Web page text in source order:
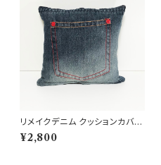
リメイクデニム クッションカバー
30cm 正方形 ジーンズリメイク
¥2,800